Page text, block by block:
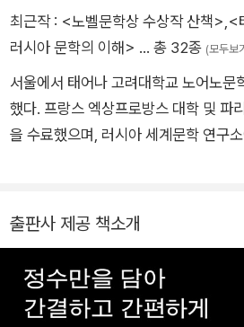
23일 페트라솁스키 금요모임사건으로
는다. 사형집행 직전 황제의 사면으로
서 병사로 복무한다. 1858년 1월 소위
주하다 1859년 12월 페테르부르크로
행한 결혼생활을 함께했던 아내 마리
했던 작가는 속기사 안나 스니트키나를
《죄와 벌》을 완성하고 이듬해 1867년
결혼한다. 1867년 아내와 함께 4년이
러 도시를 떠돌며 《백치》, 《영원한 남편
최근작 : <노벨문학상 수상작 산책> <
러시아 문학의 이해> … 총 32종 (모두보
서울에서 태어나 고려대학교 노어노문
했다. 프랑스 엑상프로방스 대학 및 파
을 수료했으며, 러시아 세계문학 연구
『러시아 문학개론』(공저)과 옮긴 책으로
출판사 제공 책소개